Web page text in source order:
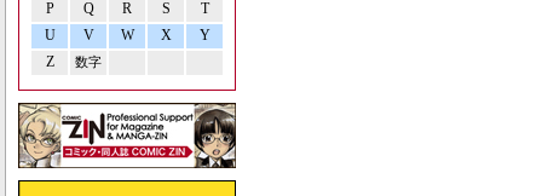
P Q R S
T
U
V W X
Y
Z
数字